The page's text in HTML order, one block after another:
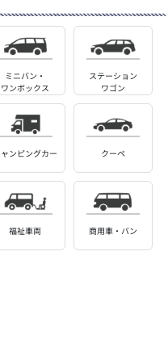
ミニバン・
ワンボックス
ステーション
ワゴン
ンピングカー クーペ
福祉車両 商用車・バン